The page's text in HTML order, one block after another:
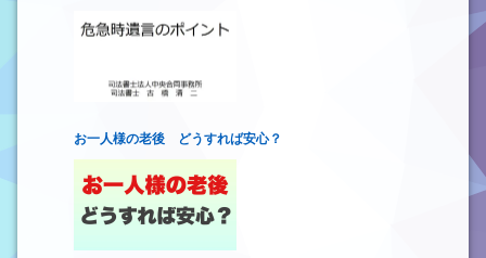
お一人様の老後 どうすれば安心？